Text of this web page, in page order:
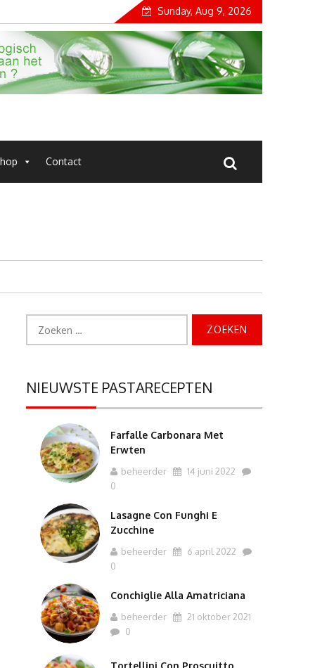
Sunday, Aug 9, 2026
Contact
naar:
NIEUWSTE PASTARECEPTEN
Farfalle Carbonara Met
Erwten
beheerder
14 juni 2022
0
Lasagne Con Funghi E
Zucchine
beheerder
6 april 2022
0
Conchiglie Alla Amatriciana
beheerder
21 oktober 2021
0